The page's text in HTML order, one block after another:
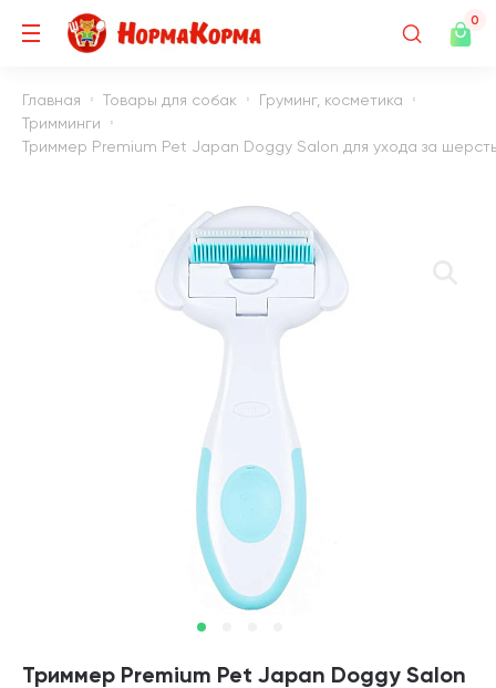
0
Главная Товары для собак
Груминг, косметика
Тримминги
Триммер Premium Pet Japan Doggy Salon для ухода за
Триммер Premium Pet Japan Doggy Salon